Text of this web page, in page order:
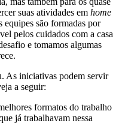
suas atividades em home
equipes são formadas por
pelos cuidados com a casa
e tomamos algumas
As iniciativas podem servir
a seguir:
formatos do trabalho
já trabalhavam nessa